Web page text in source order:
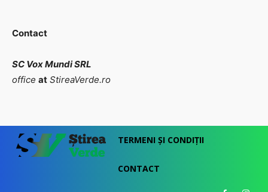
Contact
SC Vox Mundi SRL
office at StireaVerde.ro
TERMENI ȘI CONDIȚII
CONTACT